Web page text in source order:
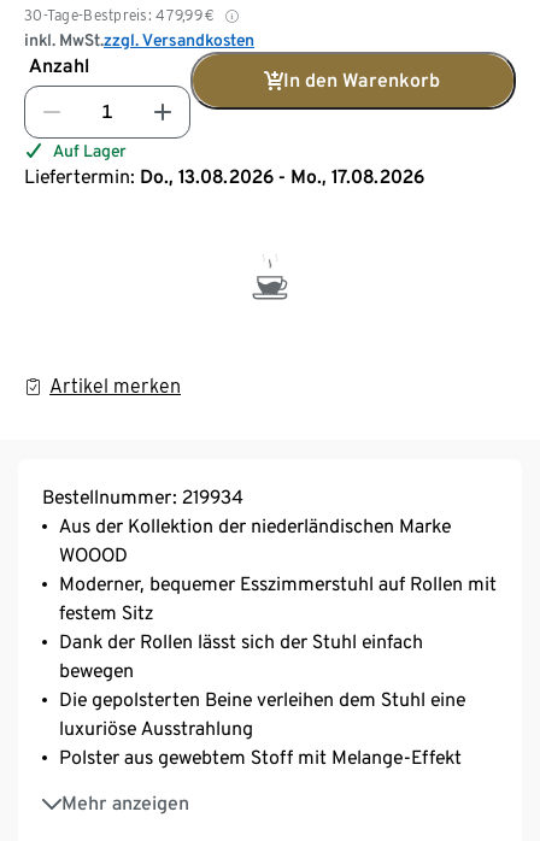
30-Tage-Bestpreis: 479,99€
inkl. MwSt.zzgl. Versandkosten
Anzahl
In den Warenkorb
Auf Lager
Liefertermin: Do., 13.08.2026 - Mo., 17.08.2026
Artikel merken
Bestellnummer: 219934
Aus der Kollektion der niederländischen Marke
WOOOD
Moderner, bequemer Esszimmerstuhl auf Rollen mit
festem Sitz
Dank der Rollen lässt sich der Stuhl einfach
bewegen
Die gepolsterten Beine verleihen dem Stuhl eine
luxuriöse Ausstrahlung
Polster aus gewebtem Stoff mit Melange-Effekt
Mehr anzeigen
Stilvolle Ergänzung zu jedem Esstisch